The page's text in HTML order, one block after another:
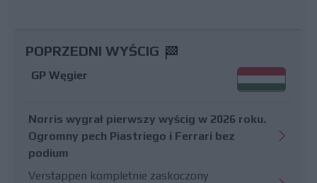
POPRZEDNI WYŚCIG
GP Węgier
Norris wygrał pierwszy wyścig w 2026 roku.
Ogromny pech Piastriego i Ferrari bez
podium
Verstappen kompletnie zaskoczony